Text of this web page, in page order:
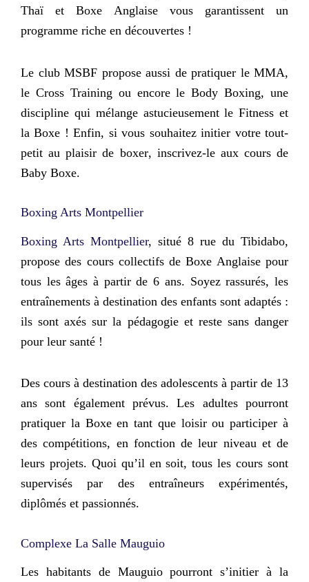
Thaï et Boxe Anglaise vous garantissent un
programme riche en découvertes !
Le club MSBF propose aussi de pratiquer le MMA,
le Cross Training ou encore le Body Boxing, une
discipline qui mélange astucieusement le Fitness et
la Boxe ! Enfin, si vous souhaitezinitier votre tout-
petit au plaisir de boxer, inscrivez-le aux cours de
Baby Boxe.
Boxing Arts Montpellier
Boxing Arts Montpellier, situé 8 rue du Tibidabo,
propose des cours collectifs de Boxe Anglaise pour
tous les âges à partir de 6 ans. Soyez rassurés, les
entraînements à destination des enfants sont adaptés :
ils sont axés sur la pédagogie et reste sans danger
pour leur santé !
Des cours à destination des adolescents à partir de 13
ans sont également prévus. Les adultes pourront
pratiquer la Boxe en tant que loisir ou participer à
des compétitions, en fonction de leur niveau et de
leurs projets. Quoi qu’il en soit,tous les cours sont
supervisés par des entraîneurs expérimentés,
diplômés et passionnés.
Complexe La Salle Mauguio
Les habitants de Mauguio pourront s’initier à la